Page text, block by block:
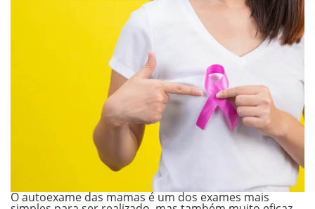
O autoexame das mamas é um dos exames mais